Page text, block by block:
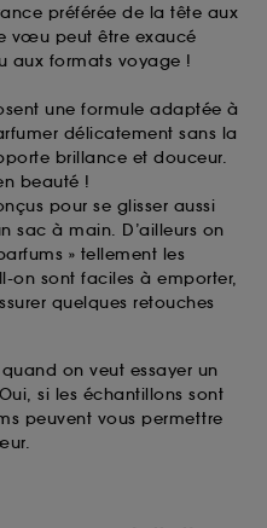
préférée de la tête aux
vœu peut être exaucé
aux formats voyage !
une formule adaptée à
délicatement sans la
brillance et douceur.
beauté !
pour se glisser aussi
sac à main. D’ailleurs on
» tellement les
on sont faciles à emporter,
quelques retouches
on veut essayer un
si les échantillons sont
peuvent vous permettre